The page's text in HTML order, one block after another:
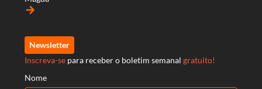
arrow_forward
Newsletter
Inscreva-se para receber o boletim semanal gratuito!
Nome